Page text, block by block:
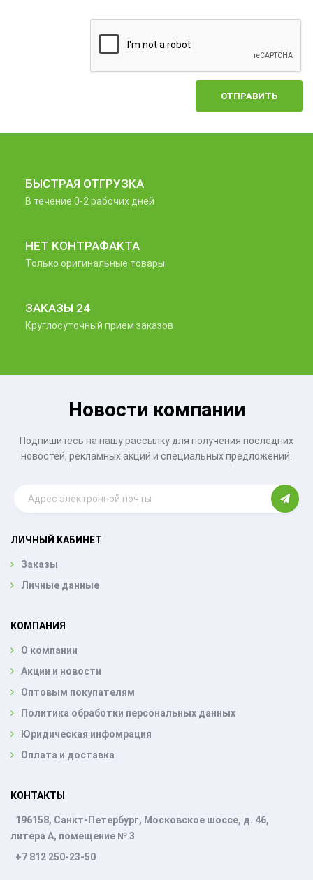
ОТПРАВИТЬ
БЫСТРАЯ ОТГРУЗКА
В течение 0-2 рабочих дней
НЕТ КОНТРАФАКТА
Только оригинальные товары
ЗАКАЗЫ 24
Круглосуточный прием заказов
Новости компании
Подпишитесь на нашу рассылку для получения последних
новостей, рекламных акций и специальных предложений.
ЛИЧНЫЙ КАБИНЕТ
Заказы
Личные данные
КОМПАНИЯ
О компании
Акции и новости
Оптовым покупателям
Политика обработки персональных данных
Юридическая инфомрация
Оплата и доставка
КОНТАКТЫ
196158, Санкт-Петербург, Московское шоссе, д. 46,
литера А, помещение № 3
+7 812 250-23-50